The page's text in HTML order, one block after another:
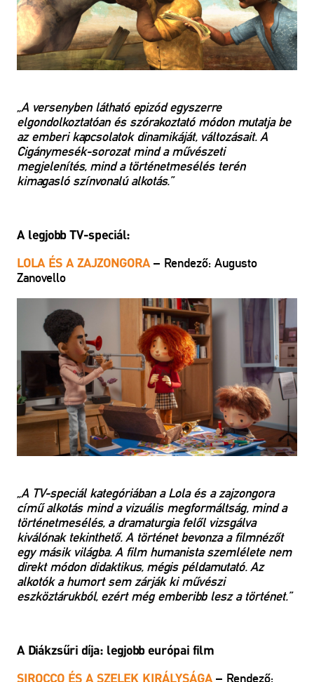
„A versenyben látható epizód egyszerre
elgondolkoztatóan és szórakoztató módon mutatja be
az emberi kapcsolatok dinamikáját, változásait. A
Cigánymesék-sorozat mind a művészeti
megjelenítés, mind a történetmesélés terén
kimagasló színvonalú alkotás.”
A legjobb TV-speciál:
LOLA ÉS A ZAJZONGORA – Rendező: Augusto
Zanovello
„A TV-speciál kategóriában a Lola és a zajzongora
című alkotás mind a vizuális megformáltság, mind a
történetmesélés, a dramaturgia felől vizsgálva
kiválónak tekinthető. A történet bevonza a filmnézőt
egy másik világba. A film humanista szemlélete nem
direkt módon didaktikus, mégis példamutató. Az
alkotók a humort sem zárják ki művészi
eszköztárukból, ezért még emberibb lesz a történet.”
A Diákzsűri díja: legjobb európai film
SIROCCO ÉS A SZELEK KIRÁLYSÁGA – Rendező: